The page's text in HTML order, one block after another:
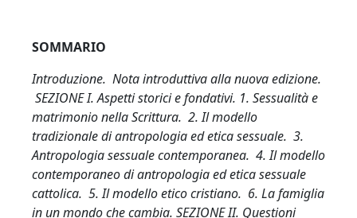
SOMMARIO
Introduzione. Nota introduttiva alla nuova edizione.
SEZIONE I. Aspetti storici e fondativi. 1. Sessualità e
matrimonio nella Scrittura. 2. Il modello
tradizionale di antropologia ed etica sessuale. 3.
Antropologia sessuale contemporanea. 4. Il modello
contemporaneo di antropologia ed etica sessuale
cattolica. 5. Il modello etico cristiano. 6. La famiglia
in un mondo che cambia. SEZIONE II. Questioni